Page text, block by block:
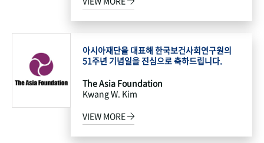
아시아재단을 대표해 한국보건사회연구원의
51주년 기념일을 진심으로 축하드립니다.
The Asia Foundation
Kwang W. Kim
VIEW MORE